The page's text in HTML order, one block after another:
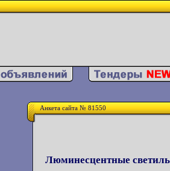
Анкета сайта № 81550
Люминесцентные